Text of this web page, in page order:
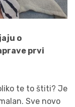
o
prvi
te to štiti? Je
Sve novo